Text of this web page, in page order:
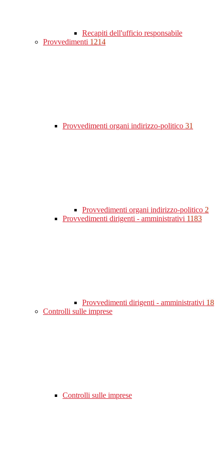
Recapiti dell'ufficio responsabile
Provvedimenti 1214
Provvedimenti organi indirizzo-politico 31
Provvedimenti organi indirizzo-politico 2
Provvedimenti dirigenti - amministrativi 1183
Provvedimenti dirigenti - amministrativi 18
Controlli sulle imprese
Controlli sulle imprese